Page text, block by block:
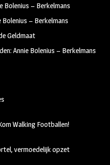
Bolenius – Berkelmans
Bolenius – Berkelmans
Geldmaat
Annie Bolenius – Berkelmans
Walking Footballen!
vermoedelijk opzet